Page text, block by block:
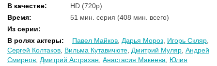
В качестве:
HD (720p)
Время:
51 мин. серия (408 мин. всего)
Из серии:
В ролях актеры: Павел Майков Дарья Мороз Игорь Скляр
Сергей Колтаков Вильма Кутавичюте Дмитрий Муляр Андрей
Смирнов Дмитрий Астрахан Анастасия Макеева
Юлия